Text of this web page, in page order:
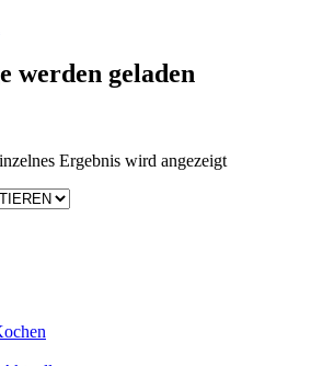
werden geladen
Ergebnis wird angezeigt